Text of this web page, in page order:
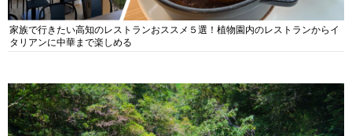
家族で行きたい高知のレストランおススメ５選！植物園内のレストランからイ
タリアンに中華まで楽しめる